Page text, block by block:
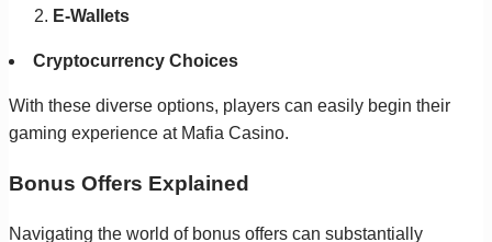
E-Wallets
Cryptocurrency Choices
With these diverse options, players can easily begin their
gaming experience at Mafia Casino.
Bonus Offers Explained
Navigating the world of bonus offers can substantially